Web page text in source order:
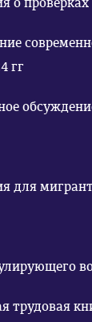
среды
гг
для
трудовая